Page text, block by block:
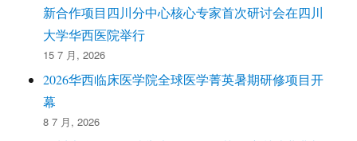
新合作项目四川分中心核心专家首次研讨会在四川
大学华西医院举行
15 7 月, 2026
2026华西临床医学院全球医学菁英暑期研修项目开
幕
8 7 月, 2026